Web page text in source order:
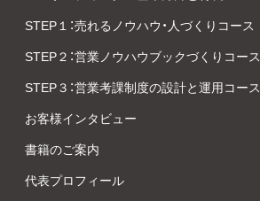
STEP１：売れるノウハウ・人づくりコース
STEP２：営業ノウハウブックづくりコース
STEP３：営業考課制度の設計と運用コース
お客様インタビュー
書籍のご案内
代表プロフィール